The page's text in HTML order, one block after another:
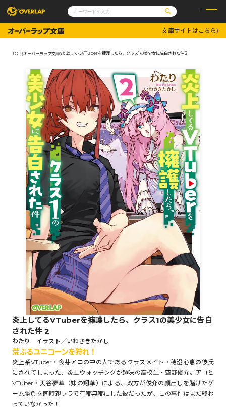
コミックガルド
コミッククリエ
文庫
ノベルス
その他
コミックエッセイ
ポケットモンスター
アニメ
ゲーム
通販・NEWS
OVERLAP STORE
オーバーラップ広報室
企業
会社概要
採用情報
アクセス
オーバーラップホールディングス
お問い合わせはこちら
オーバーラップ文庫
オーバーラップノベルス
オーバーラップノベルスf
ロサージュノベルス
コミックガルド
コミッククリエ
文庫サイトはこちら
TOP オーバーラップ文庫 炎上してるVTuberを擁護したら、クラス1の美少女に告白された件 2
炎上してるVTuberを擁護したら、クラス1の美少女に告白
された件 2
わたり イラスト／いわさきたかし
荒ぶるユニコーンを狩れ！
炎上系VTuber・夜芽アコの中の人であるクラスメイト・穂澄心恵の彼氏
にされてしまった、炎上ウォッチングが趣味の高校生・空野俊介。アコと
VTuber・天谷夢華（妹の翔華）による、双方が俊介の顔出しを賭けたゲ
ーム勝負を同時親フラで有耶無耶にした彼だったが、この事件はまだ終わ
っていなかった！